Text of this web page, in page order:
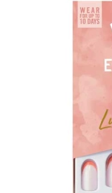
crear una cuenta
revisar
ENGLISH